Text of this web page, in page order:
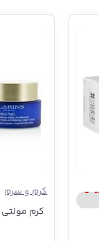
کرم و سرم
کرم